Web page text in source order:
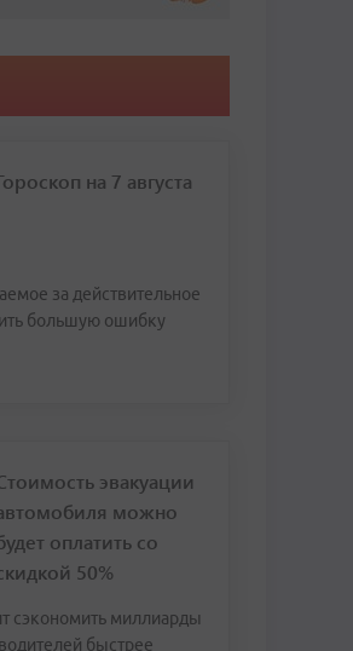
на 7 августа
за действительное
большую ошибку
эвакуации
можно
оплатить со
50%
сэкономить миллиарды
быстрее